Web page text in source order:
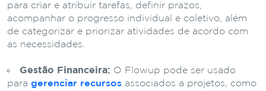
para criar e atribuir tarefas, definir prazos,
acompanhar o progresso individual e coletivo, além
de categorizar e priorizar atividades de acordo com
as necessidades.
Gestão Financeira: O Flowup pode ser usado
para gerenciar recursos associados a projetos, como